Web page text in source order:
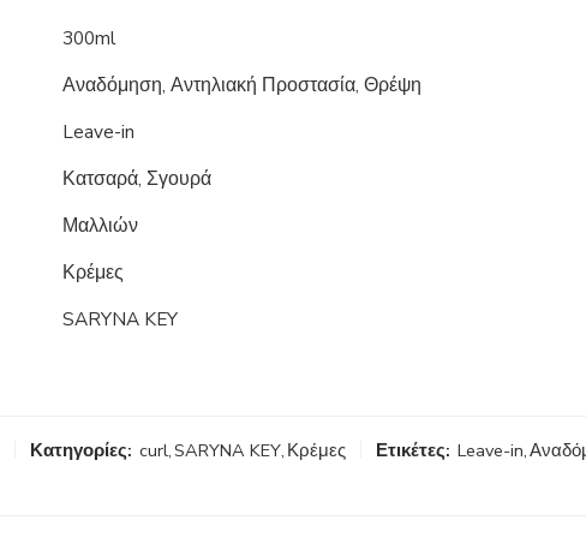
300ml
Αναδόμηση, Αντηλιακή Προστασία, Θρέψη
Leave-in
Κατσαρά, Σγουρά
Μαλλιών
Κρέμες
SARYNA KEY
Κατηγορίες: curl,SARYNA KEY, Κρέμες Ετικέτες: Leave-in,